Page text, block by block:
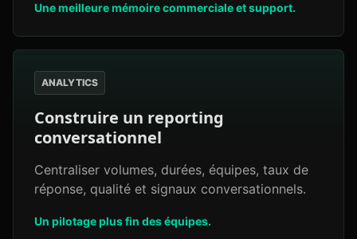
Une meilleure mémoire commerciale et support.
ANALYTICS
Construire un reporting
conversationnel
Centraliser volumes, durées, équipes, taux de
réponse, qualité et signaux conversationnels.
Un pilotage plus fin des équipes.